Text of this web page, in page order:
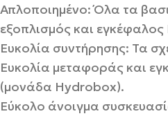
Απλοποιημένο: Όλα τα
εξοπλισμός και εγκέφαλος
Ευκολία συντήρησης: Τα
Ευκολία μεταφοράς και
(μονάδα Hydrobox).
Εύκολο άνοιγμα